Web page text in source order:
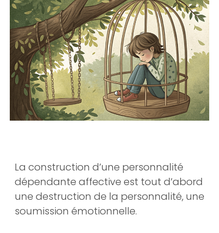
La construction d’une personnalité
dépendante affective est tout d’abord
une destruction de la personnalité, une
soumission émotionnelle.